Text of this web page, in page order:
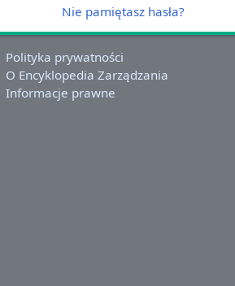
Nie pamiętasz hasła?
Polityka prywatności
O Encyklopedia Zarządzania
Informacje prawne